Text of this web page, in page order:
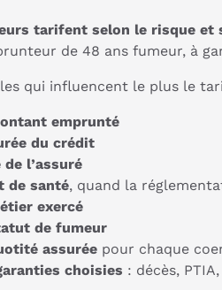
tarifent selon le risque et
de 48 ans fumeur, à
qui influencent le plus le
emprunté
du crédit
de l’assuré
de santé, quand la
exercé
de fumeur
assurée pour chaque
choisies : décès,